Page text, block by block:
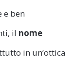
e ben
il nome
in un’ottica